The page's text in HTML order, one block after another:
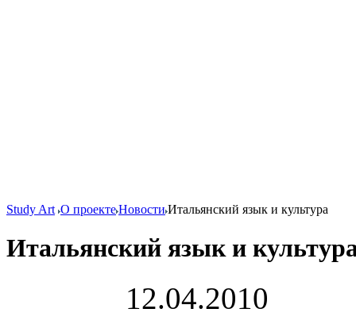
Study Art О проектеНовости Итальянский язык и культура
Итальянский язык и
12.04.2010